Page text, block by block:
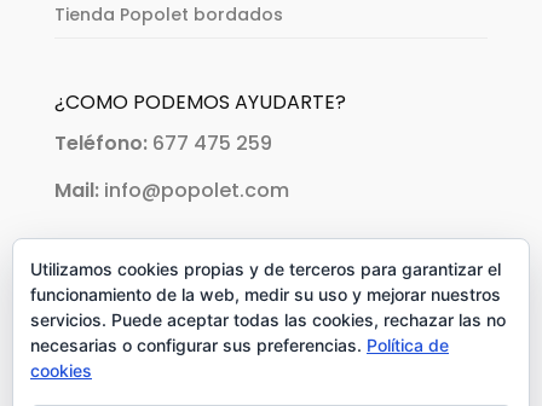
Tienda Popolet bordados
¿COMO PODEMOS AYUDARTE?
Teléfono:677 475 259
Mail:info@popolet.com
PAGOS ACEPTADOS:
Utilizamos cookies propias y de terceros para garantizar el
funcionamiento de la web, medir su uso y mejorar nuestros
servicios. Puede aceptar todas las cookies, rechazar las no
necesarias o configurar sus preferencias. Política de
cookies